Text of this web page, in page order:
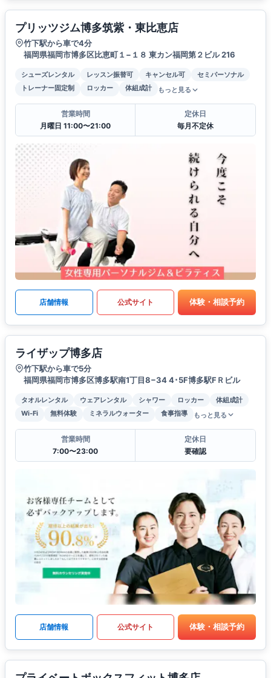
プリッツジム博多筑紫・東比恵店
竹下駅から車で4分
福岡県福岡市博多区比恵町１−１８ 東カン福岡第２ビル 216
シューズレンタル レッスン振替可 キャンセル可
セミパーソナル
トレーナー固定制
ロッカー 体組成計 もっと見る
営業時間
月曜日 11:00〜21:00
定休日
毎月不定休
店舗情報 公式サイト 体験・相談予約
ライザップ博多店
竹下駅から車で5分
福岡県福岡市博多区博多駅南1丁目8−34 4･5F博多駅FＲビル
タオルレンタル ウェアレンタル シャワー ロッカー
体組成計
Wi-Fi
無料体験 ミネラルウォーター 食事指導 もっと見る
営業時間
7:00〜23:00
定休日
要確認
店舗情報 公式サイト 体験・相談予約